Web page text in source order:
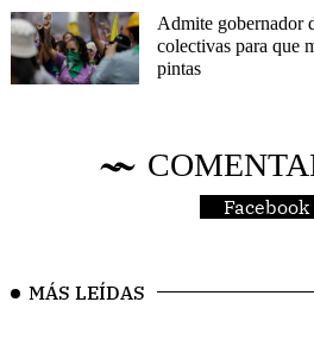
Admite gobernador
colectivas para que
pintas
Facebook
MÁS LEÍDAS